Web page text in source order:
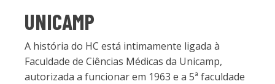
UNICAMP
A história do HC está intimamente ligada à
Faculdade de Ciências Médicas da Unicamp,
autorizada a funcionar em 1963 e a 5ª faculdade